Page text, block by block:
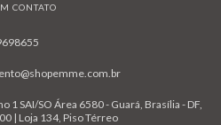
CONTATO
1 SAI/SO Área 6580 - Guará, Brasília - DF,
| Loja 134, Piso Térreo